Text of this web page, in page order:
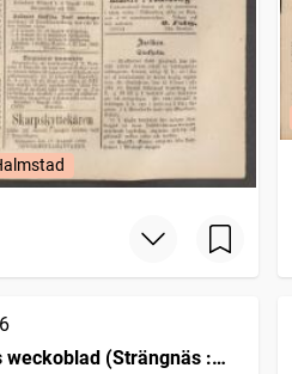
weckoblad (Strängnäs :